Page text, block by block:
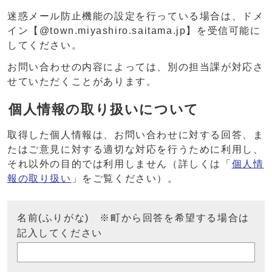
迷惑メール防止機能の設定を行っている場合は、ドメ
イン【@town.miyashiro.saitama.jp】を受信可能に
してください。
お問い合わせの内容によっては、別の担当課が対応さ
せていただくことがあります。
個人情報の取り扱いについて
取得した個人情報は、お問い合わせに対する回答、ま
たはご意見に対する適切な対応を行うために利用し、
それ以外の目的では利用しません（詳しくは「 個人情
報の取り扱い 」をご覧ください）。
名前(ふりがな) ※町から回答を希望する場合は
記入してください